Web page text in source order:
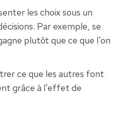
les choix sous un
Par exemple, se
plutôt que ce que l'on
ce que les autres font
grâce à l'effet de